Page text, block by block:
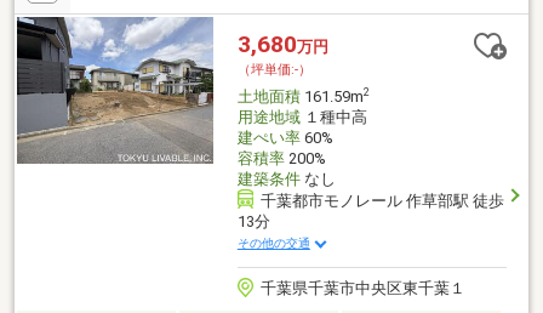
3,680万円
（坪単価:-）
土地面積161.59m2
用途地域１種中高
建ぺい率60%
容積率200%
建築条件なし
千葉都市モノレール 作草部駅 徒歩
13分
その他の交通
千葉県千葉市中央区東千葉１